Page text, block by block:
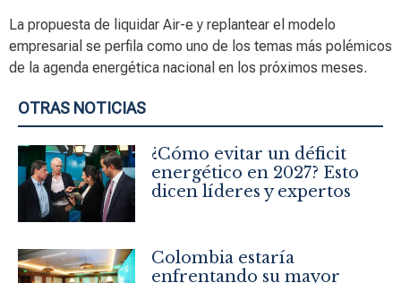
La propuesta de liquidar Air-e y replantear el modelo
empresarial se perfila como uno de los temas más polémicos
de la agenda energética nacional en los próximos meses.
OTRAS NOTICIAS
¿Cómo evitar un déficit
energético en 2027? Esto
dicen líderes y expertos
Colombia estaría
enfrentando su mayor